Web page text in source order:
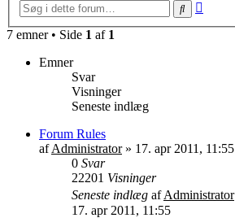
Søg
7 emner • Side 1 af 1
Emner
Svar
Visninger
Seneste indlæg
Forum Rules
afAdministrator» 17. apr 2011, 11:55
0 Svar
22201 Visninger
Seneste indlæg afAdministrator
17. apr 2011, 11:55